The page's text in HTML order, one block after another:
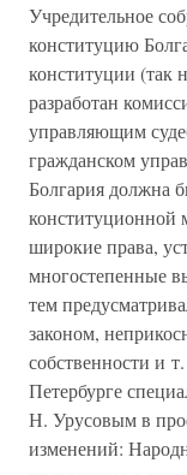
Учредительное
конституцию
конституции (так
разработан
управляющим
гражданском
Болгария должна
конституционной
широкие права,
многостепенные
тем
законом,
собственности и
Петербурге
Н. Урусовым в
изменений: